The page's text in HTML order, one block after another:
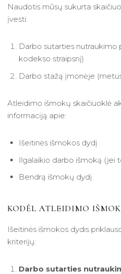
Naudotis mūsų sukurta
įvesti:
Darbo sutarties nutraukimo
kodekso straipsnį)
Darbo stažą įmonėje
Atleidimo išmokų skaičiuoklė
informaciją apie:
Išeitinės išmokos dydį
Ilgalaikio darbo išmoką (jei
Bendrą išmokų dydį
KODĖL ATLEIDIMO
Išeitinės išmokos dydis
kriterijų:
Darbo sutarties